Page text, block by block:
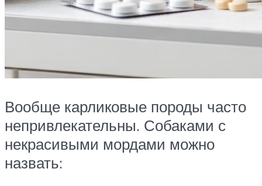
Вообще карликовые породы часто
непривлекательны. Собаками с
некрасивыми мордами можно
назвать: